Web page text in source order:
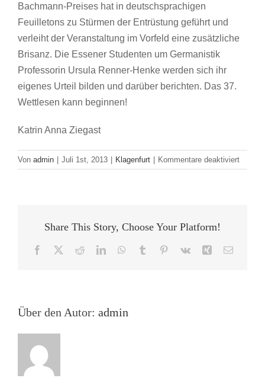
Bachmann-Preises hat in deutschsprachigen
Feuilletons zu Stürmen der Entrüstung geführt und
verleiht der Veranstaltung im Vorfeld eine zusätzliche
Brisanz. Die Essener Studenten um Germanistik
Professorin Ursula Renner-Henke werden sich ihr
eigenes Urteil bilden und darüber berichten. Das 37.
Wettlesen kann beginnen!
Katrin Anna Ziegast
Von admin Juli 1st, 2013 Klagenfurt Kommentare deaktiviertfür
Auf
Share This Story, Choose Your Platform!
Facebook RedditLinkedInWhatsApp
Tumblr Pinterest
Vk Xing E-
Über den Autor: admin